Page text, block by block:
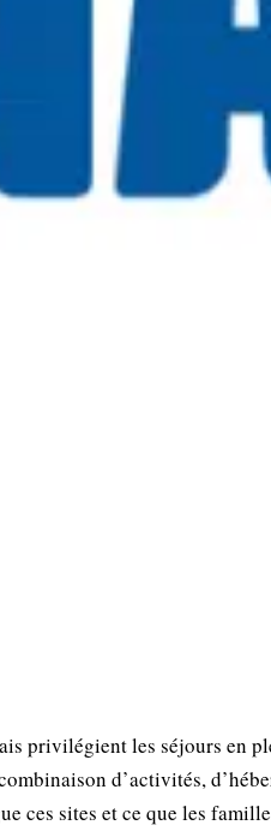
privilégient les séjours en
d’activités,
ces sites et ce que les